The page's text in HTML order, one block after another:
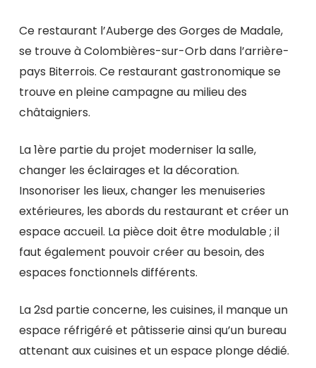
Ce restaurant l’Auberge des Gorges de Madale,
se trouve à Colombières-sur-Orb dans l’arrière-
pays Biterrois. Ce restaurant gastronomique se
trouve en pleine campagne au milieu des
châtaigniers.
La 1ère partie du projet moderniser la salle,
changer les éclairages et la décoration.
Insonoriser les lieux, changer les menuiseries
extérieures, les abords du restaurant et créer un
espace accueil. La pièce doit être modulable ; il
faut également pouvoir créer au besoin, des
espaces fonctionnels différents.
La 2sd partie concerne, les cuisines, il manque un
espace réfrigéré et pâtisserie ainsi qu’un bureau
attenant aux cuisines et un espace plonge dédié.